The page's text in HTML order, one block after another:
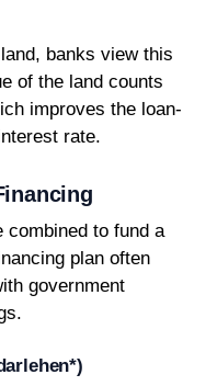
banks view this
of the land counts
improves the loan-
rate.
combined to fund a
plan often
government